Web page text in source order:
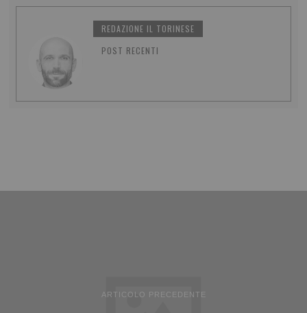
REDAZIONE IL TORINESE
POST RECENTI
ARTICOLO PRECEDENTE